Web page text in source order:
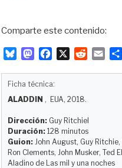
Comparte este contenido:
u
s
k
y
M
o
d
o
n
b
o
o
k
X
t
Ficha técnica:
ALADDIN , EUA, 2018.
Dirección: Guy Ritchiel
Duración: 128 minutos
Guion: John August, Guy
Ron Clements, John Musker, Ted
Aladino de Las mil y una noches